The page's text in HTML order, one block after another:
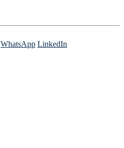
WhatsApp LinkedIn